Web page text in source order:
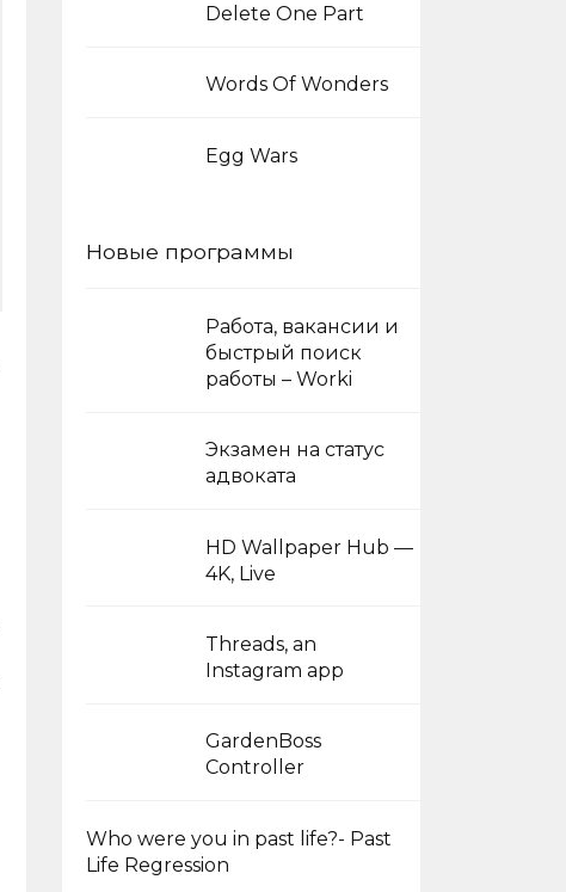
Delete One Part
Words Of Wonders
Egg Wars
Новые программы
Работа, вакансии и
быстрый поиск
работы – Worki
Экзамен на статус
адвоката
HD Wallpaper Hub —
4K, Live
Threads, an
Instagram app
GardenBoss
Controller
Who were you in past life?- Past
Life Regression